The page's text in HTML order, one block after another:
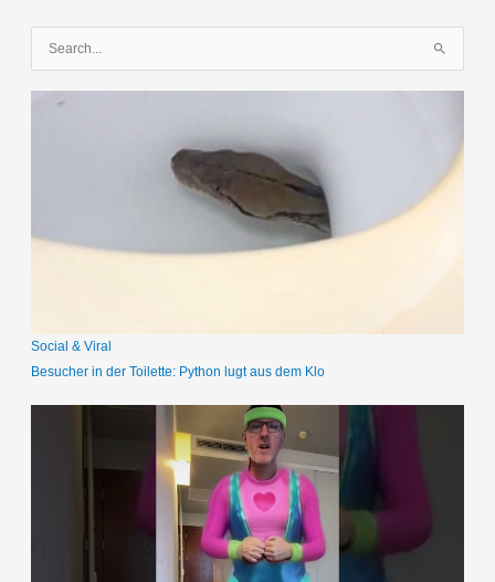
c
c
Social & Viral
Besucher in der Toilette: Python lugt aus dem Klo